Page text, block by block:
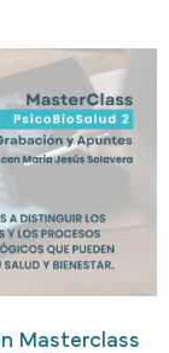
Masterclass